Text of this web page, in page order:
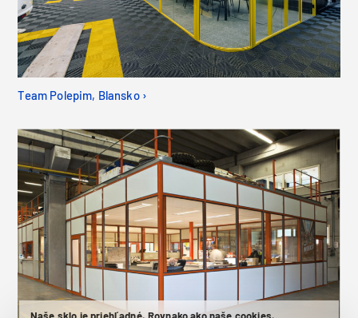
Team Polepim, Blansko ›